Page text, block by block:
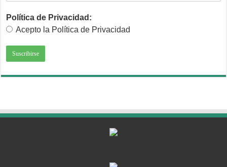
Política de Privacidad:
Acepto la Política de Privacidad